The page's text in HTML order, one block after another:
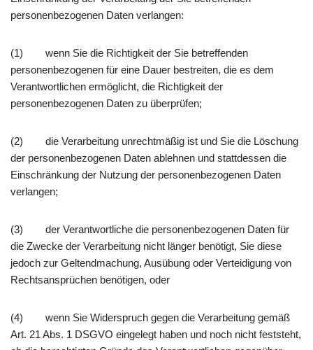
personenbezogenen Daten verlangen:
(1) wenn Sie die Richtigkeit der Sie betreffenden
personenbezogenen für eine Dauer bestreiten, die es dem
Verantwortlichen ermöglicht, die Richtigkeit der
personenbezogenen Daten zu überprüfen;
(2) die Verarbeitung unrechtmäßig ist und Sie die Löschung
der personenbezogenen Daten ablehnen und stattdessen die
Einschränkung der Nutzung der personenbezogenen Daten
verlangen;
(3) der Verantwortliche die personenbezogenen Daten für
die Zwecke der Verarbeitung nicht länger benötigt, Sie diese
jedoch zur Geltendmachung, Ausübung oder Verteidigung von
Rechtsansprüchen benötigen, oder
(4) wenn Sie Widerspruch gegen die Verarbeitung gemäß
Art. 21 Abs. 1 DSGVO eingelegt haben und noch nicht feststeht,